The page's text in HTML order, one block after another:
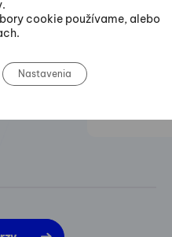
projektov
cookie používame, alebo
Nastavenia